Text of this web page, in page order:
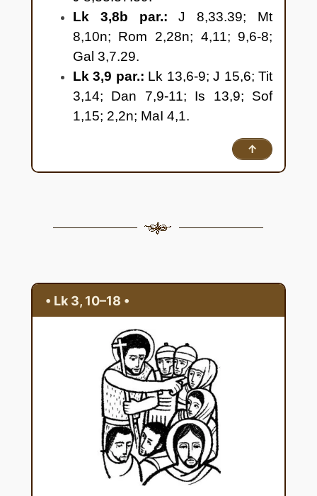
Lk 3,8b par.: J 8,33.39; Mt
8,10n; Rom 2,28n; 4,11; 9,6-8;
Gal 3,7.29.
Lk 3,9 par.: Lk 13,6-9; J 15,6; Tit
3,14; Dan 7,9-11; Is 13,9; Sof
1,15; 2,2n; MaI 4,1.
↑
• Lk 3, 10–18 •